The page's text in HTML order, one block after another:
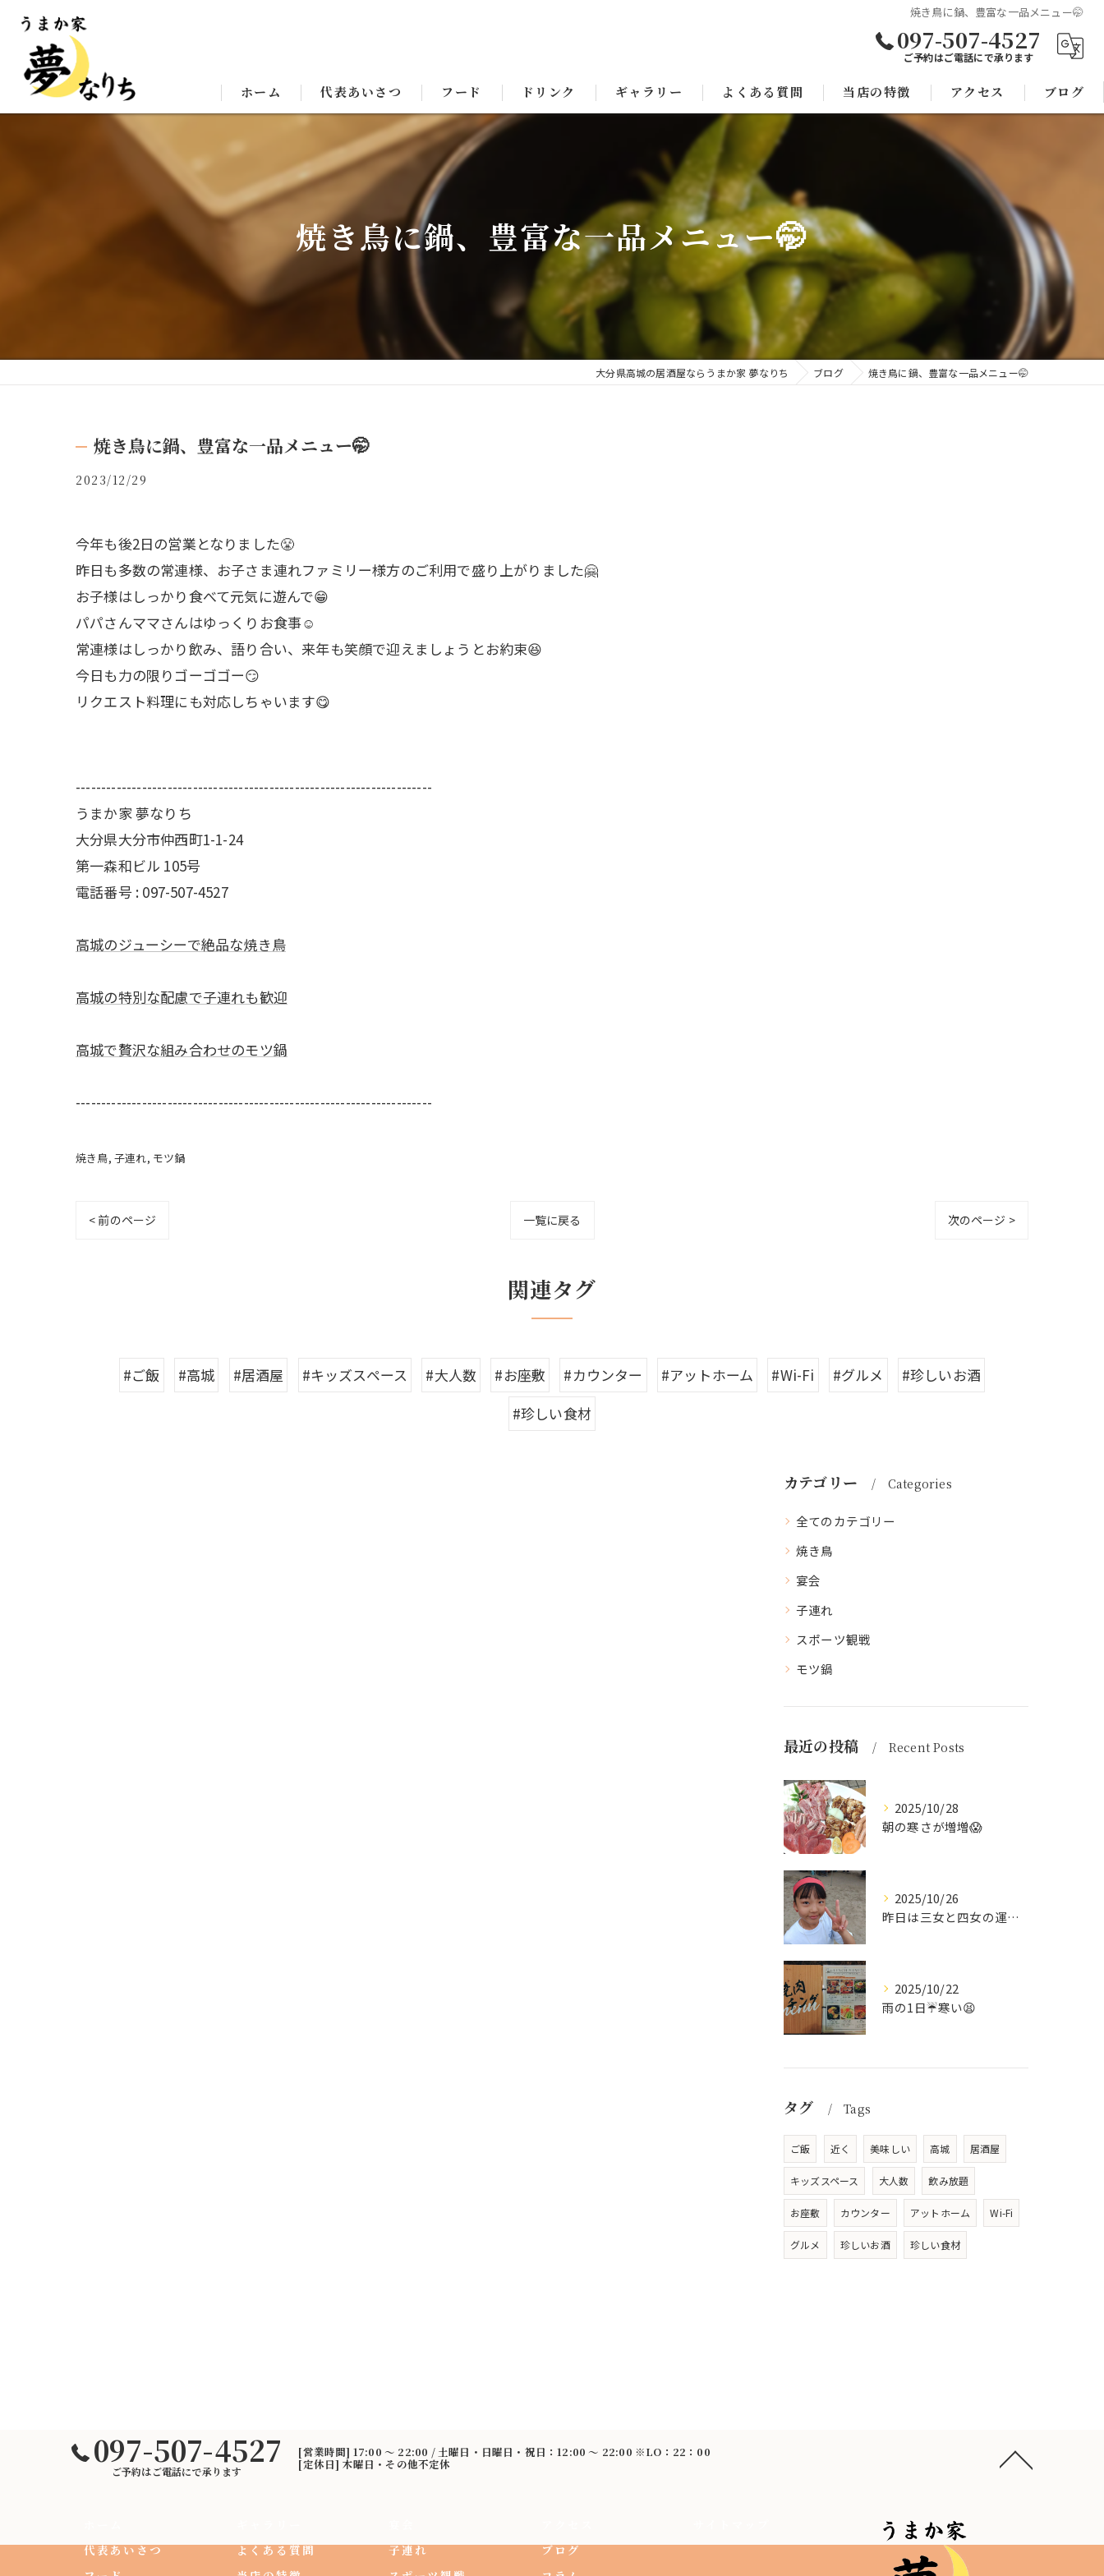
焼き鳥に鍋、豊富な一品メニュー🤭
097-507-4527
ご予約はご電話にで承ります
ホーム 代表あいさつ フード ドリンク ギャラリー よくある質問 当店の特徴
子連れ
スポーツ観戦
アクセス ブログ
焼き鳥に鍋、豊富な一品メニュー🤭
大分県高城の居酒屋ならうまか家 夢なりち ブログ 焼き鳥に鍋、豊富な一品メニュー🤭
焼き鳥に鍋、豊富な一品メニュー🤭
2023/12/29
今年も後2日の営業となりました😤
昨日も多数の常連様、お子さま連れファミリー様方のご利用で盛り上がりました🤗
お子様はしっかり食べて元気に遊んで😁
パパさんママさんはゆっくりお食事☺️
常連様はしっかり飲み、語り合い、来年も笑顔で迎えましょうとお約束😆
今日も力の限りゴーゴゴー😏
リクエスト料理にも対応しちゃいます😋
----------------------------------------------------------------------
うまか家 夢なりち
大分県大分市仲西町1-1-24
第一森和ビル 105号
電話番号 : 097-507-4527
高城のジューシーで絶品な焼き鳥
高城の特別な配慮で子連れも歓迎
高城で贅沢な組み合わせのモツ鍋
----------------------------------------------------------------------
焼き鳥 子連れ モツ鍋
< 前のページ 一覧に戻る 次のページ >
関連タグ
#ご飯 #高城 #居酒屋 #キッズスペース #大人数 #お座敷 #カウンター #アットホーム #Wi-Fi #グルメ
#珍しいお酒
#珍しい食材
カテゴリー Categories
全てのカテゴリー
焼き鳥
宴会
子連れ
スポーツ観戦
モツ鍋
最近の投稿 Recent Posts
2025/10/28
朝の寒さが増増😱
2025/10/26
昨日は三女と四女の運動会🥰
2025/10/22
雨の1日☔寒い😫
タグ Tags
ご飯 近く 美味しい 高城 居酒屋
キッズスペース 大人数 飲み放題
お座敷 カウンター アットホーム Wi-Fi
グルメ 珍しいお酒 珍しい食材
097-507-4527
ご予約はご電話にで承ります
[営業時間] 17:00 〜 22:00 / 土曜日・日曜日・祝日：12:00 〜 22:00 ※LO：22：00
[定休日] 木曜日・その他不定休
代表あいさつ
よくある質問
子連れ
ブログ